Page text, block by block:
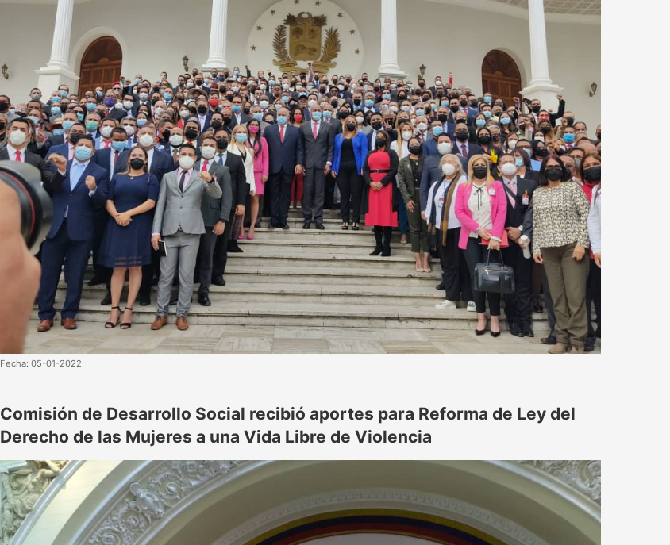
Fecha: 05-01-2022
Comisión de Desarrollo Social recibió aportes para Reforma de Ley del
Derecho de las Mujeres a una Vida Libre de Violencia